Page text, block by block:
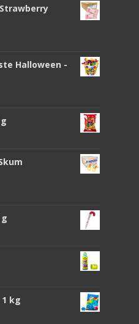
Halloween -
kg